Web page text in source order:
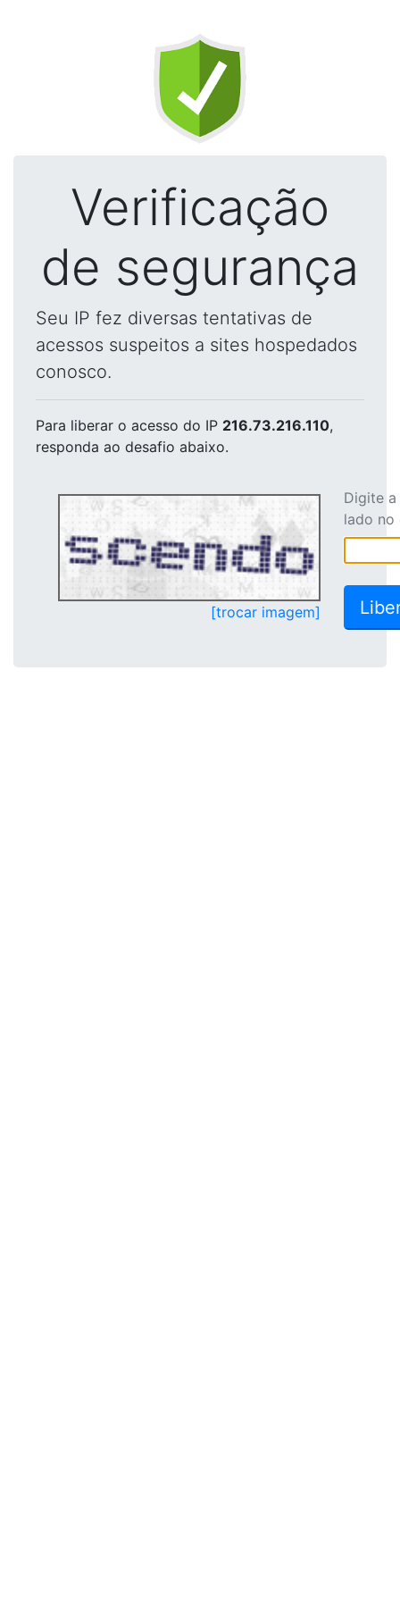
Verificação
de segurança
Seu IP fez diversas tentativas de
acessos suspeitos a sites hospedados
conosco.
Para liberar o acesso do IP 216.73.216.110,
responda ao desafio abaixo.
[trocar imagem]
Digite
lado no